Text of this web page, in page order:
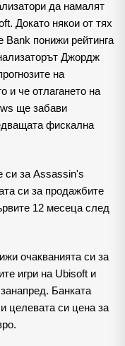
да намалят
Докато някои от тях
Bank понижи рейтинга
Джордж
на
и че отлагането на
ще забави
фискална
си за Assassin's
си за продажбите
12 месеца след
очакванията си за
игри на Ubisoft и
Банката
целевата си цена за